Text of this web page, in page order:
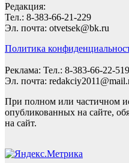
Редакция:
Тел.: 8-383-66-21-229
Эл. почта: otvetsek@bk.ru
Политика
Реклама: Тел.: 8-383-66-22-519
Эл. почта:
При полном или частичном
опубликованных на сайте,
на сайт.